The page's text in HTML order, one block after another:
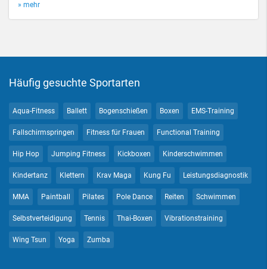
» mehr
Häufig gesuchte Sportarten
Aqua-Fitness Ballett Bogenschießen Boxen EMS-Training
Fallschirmspringen Fitness für Frauen Functional Training
Hip Hop Jumping Fitness Kickboxen Kinderschwimmen
Kindertanz Klettern Krav Maga Kung Fu Leistungsdiagnostik
MMA Paintball Pilates Pole Dance Reiten Schwimmen
Selbstverteidigung Tennis Thai-Boxen Vibrationstraining
Wing Tsun Yoga Zumba